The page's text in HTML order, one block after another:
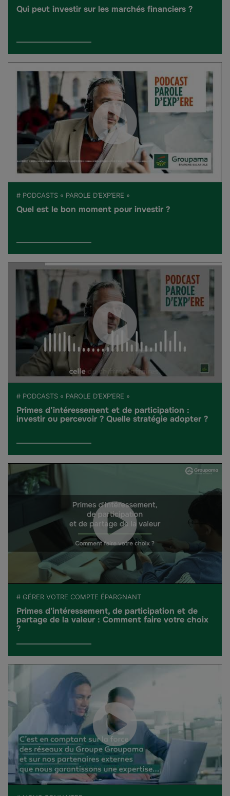
Qui peut investir sur les marchés financiers ?
# PODCASTS « PAROLE D’EXP’ERE »
Quel est le bon moment pour investir ?
# PODCASTS « PAROLE D’EXP’ERE »
Primes d’intéressement et de participation :
investir ou percevoir ? Quelle stratégie adopter ?
# GÉRER VOTRE COMPTE ÉPARGNANT
Primes d'intéressement, de participation et de
partage de la valeur : Comment faire votre choix
?